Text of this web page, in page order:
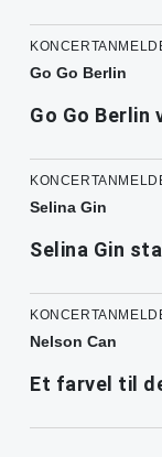
Go Go Berlin
Go Go Berlin
Selina Gin
Selina Gin
Nelson Can
Et farvel til